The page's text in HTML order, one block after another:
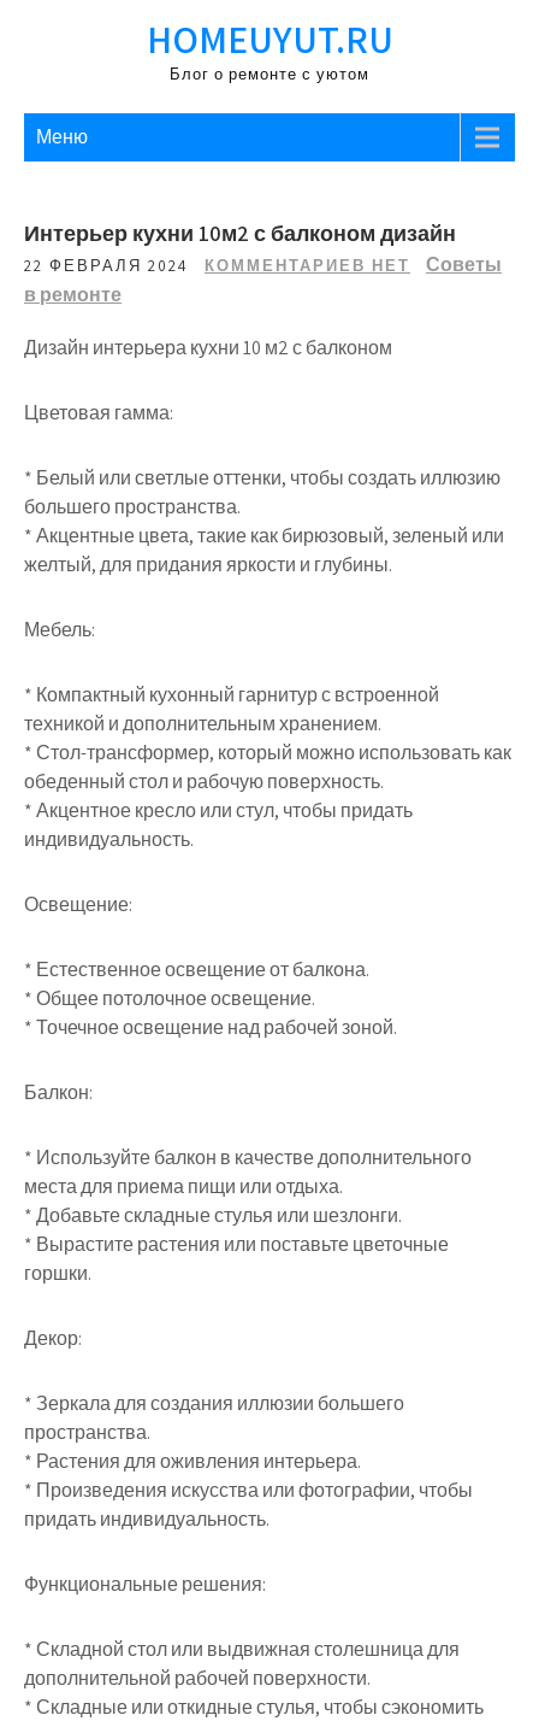
HOMEUYUT.RU
Блог о ремонте с уютом
Меню
Интерьер кухни 10м2 с балконом дизайн
22 ФЕВРАЛЯ 2024 КОММЕНТАРИЕВ НЕТ
Советы
в ремонте
Дизайн интерьера кухни 10 м2 с балконом
Цветовая гамма:
* Белый или светлые оттенки, чтобы создать иллюзию
большего пространства.
* Акцентные цвета, такие как бирюзовый, зеленый или
желтый, для придания яркости и глубины.
Мебель:
* Компактный кухонный гарнитур с встроенной
техникой и дополнительным хранением.
* Стол-трансформер, который можно использовать как
обеденный стол и рабочую поверхность.
* Акцентное кресло или стул, чтобы придать
индивидуальность.
Освещение:
* Естественное освещение от балкона.
* Общее потолочное освещение.
* Точечное освещение над рабочей зоной.
Балкон:
* Используйте балкон в качестве дополнительного
места для приема пищи или отдыха.
* Добавьте складные стулья или шезлонги.
* Вырастите растения или поставьте цветочные
горшки.
Декор:
* Зеркала для создания иллюзии большего
пространства.
* Растения для оживления интерьера.
* Произведения искусства или фотографии, чтобы
придать индивидуальность.
Функциональные решения:
* Складной стол или выдвижная столешница для
дополнительной рабочей поверхности.
* Складные или откидные стулья, чтобы сэкономить